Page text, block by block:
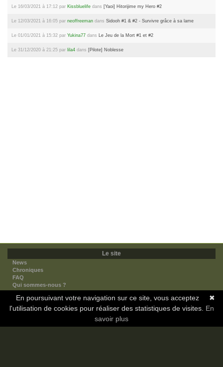
Le 16/03/2021 à 17:12 par Kissbluelife dans [Yaoi] Hitorijime my Hero #2
Le 12/03/2021 à 16:05 par neoffreeman dans Sidooh #1 & #2 - Survivre grâce à sa lame
Le 01/01/2021 à 15:32 par Yukina77 dans Le Jeu de la Mort #1 et #2
Le 31/12/2020 à 21:25 par lila4 dans [Pilote] Noblesse
Le site
News
Chroniques
FAQ
Qui sommes-nous ?
Nos partenaires
Faites-nous connaitre
Nous contacter
✖
En poursuivant votre navigation sur ce site, vous acceptez
l'utilisation de cookies pour réaliser des statistiques de visites. En
savoir plus